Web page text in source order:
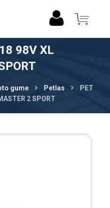
98V XL
gume Petlas
PET
2 SPORT